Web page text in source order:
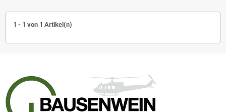
1 - 1 von 1 Artikel(n)